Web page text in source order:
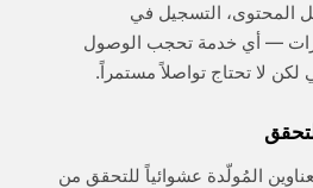
المحتوى، التسجيل في
— أي خدمة تحجب الوصول
لا تحتاج تواصلاً مستمراً.
المُولّدة عشوائياً للتحقق من